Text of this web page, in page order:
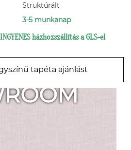
Struktúrált
3-5 munkanap
házhozszállítás a GLS-el
tapéta ajánlást